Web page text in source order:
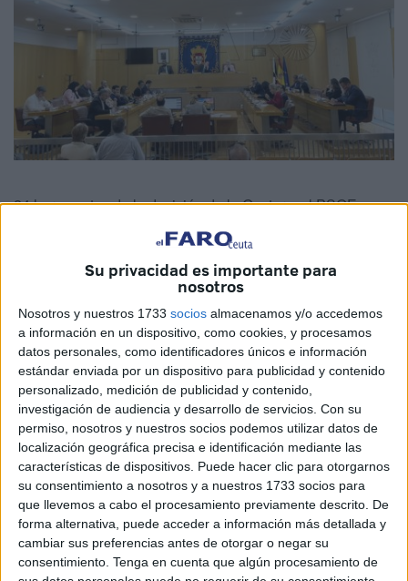
Su privacidad es importante para
nosotros
Nosotros y nuestros 1733 socios almacenamos y/o accedemos
a información en un dispositivo, como cookies, y procesamos
datos personales, como identificadores únicos e información
estándar enviada por un dispositivo para publicidad y contenido
personalizado, medición de publicidad y contenido,
investigación de audiencia y desarrollo de servicios. Con su
permiso, nosotros y nuestros socios podemos utilizar datos de
localización geográfica precisa e identificación mediante las
características de dispositivos. Puede hacer clic para otorgarnos
su consentimiento a nosotros y a nuestros 1733 socios para
que llevemos a cabo el procesamiento previamente descrito. De
forma alternativa, puede acceder a información más detallada y
cambiar sus preferencias antes de otorgar o negar su
consentimiento. Tenga en cuenta que algún procesamiento de
24 horas antes de la decisión de la Gestora, el PSOE
trasladado al Gobierno que se iba a abstener. Pero
por sorpresa a las siete de la tarde de este martes
comunicaron que votarían en contra.
Ahí se ha abierto un cisma que ha desembocado en lo
ocurrido hoy en la sesión plenaria: se rompe la disciplina
de voto en el partido del puño y la rosa confirmándose las
grietas existentes, la falta de directriz clara en el seno de
este partido y la no unidad de criterio entre una Gestora
elegida con un interés y los miembros del Grupo
Parlamentario.
En su exposición, Chandiramani había pedido el apoyo al
expediente porque con el mismo “esta ciudad tiene futuro”.